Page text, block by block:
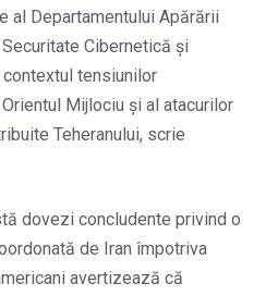
al Departamentului Apărării
Cibernetică și
contextul tensiunilor
Mijlociu și al atacurilor
Teheranului, scrie
dovezi concludente privind o
de Iran împotriva
avertizează că